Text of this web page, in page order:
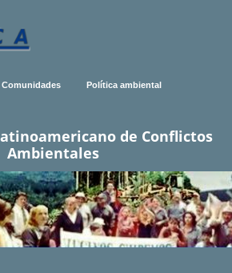
Comunidades Política ambiental
de Conflictos
Ambientales